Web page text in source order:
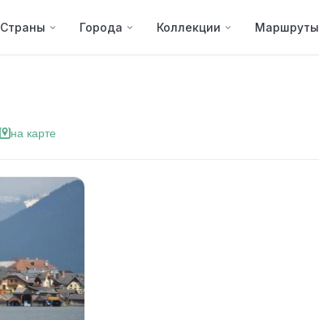
Страны Города Коллекции Маршруты
на карте